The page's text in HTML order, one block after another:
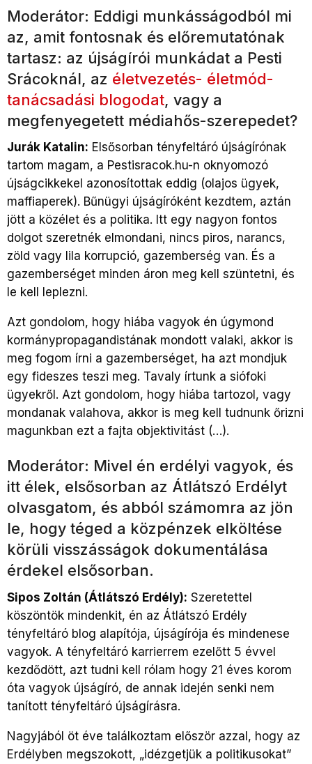
Moderátor: Eddigi munkásságodból mi
az, amit fontosnak és előremutatónak
tartasz: az újságírói munkádat a Pesti
Srácoknál, az életvezetés- életmód-
tanácsadási blogodat, vagy a
megfenyegetett médiahős-szerepedet?
Jurák Katalin: Elsősorban tényfeltáró újságírónak
tartom magam, a Pestisracok.hu-n oknyomozó
újságcikkekel azonosítottak eddig (olajos ügyek,
maffiaperek). Bűnügyi újságíróként kezdtem, aztán
jött a közélet és a politika. Itt egy nagyon fontos
dolgot szeretnék elmondani, nincs piros, narancs,
zöld vagy lila korrupció, gazemberség van. És a
gazemberséget minden áron meg kell szüntetni, és
le kell leplezni.
Azt gondolom, hogy hiába vagyok én úgymond
kormánypropagandistának mondott valaki, akkor is
meg fogom írni a gazemberséget, ha azt mondjuk
egy fideszes teszi meg. Tavaly írtunk a siófoki
ügyekről. Azt gondolom, hogy hiába tartozol, vagy
mondanak valahova, akkor is meg kell tudnunk őrizni
magunkban ezt a fajta objektivitást (…).
Moderátor: Mivel én erdélyi vagyok, és
itt élek, elsősorban az Átlátszó Erdélyt
olvasgatom, és abból számomra az jön
le, hogy téged a közpénzek elköltése
körüli visszásságok dokumentálása
érdekel elsősorban.
Sipos Zoltán (Átlátszó Erdély): Szeretettel
köszöntök mindenkit, én az Átlátszó Erdély
tényfeltáró blog alapítója, újságírója és mindenese
vagyok. A tényfeltáró karrierrem ezelőtt 5 évvel
kezdődött, azt tudni kell rólam hogy 21 éves korom
óta vagyok újságíró, de annak idején senki nem
tanított tényfeltáró újságírásra.
Nagyjából öt éve találkoztam először azzal, hogy az
Erdélyben megszokott, „idézgetjük a politikusokat”